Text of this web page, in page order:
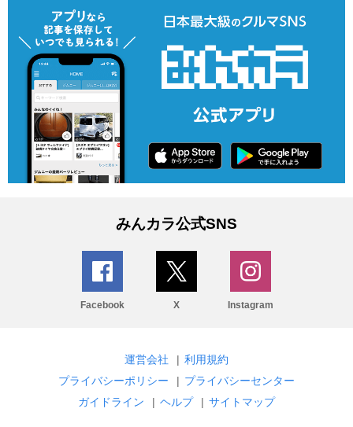
みんカラ公式SNS
Facebook X Instagram
運営会社 | 利用規約
プライバシーポリシー
| プライバシーセンター
ガイドライン
| ヘルプ | サイトマップ